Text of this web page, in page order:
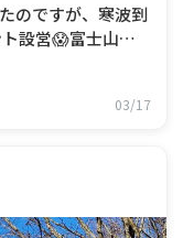
設営😱富士山も
くり過ごすこと
も素晴らしく、03/17